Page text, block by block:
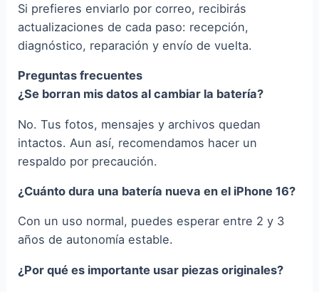
Si prefieres enviarlo por correo, recibirás
actualizaciones de cada paso: recepción,
diagnóstico, reparación y envío de vuelta.
Preguntas frecuentes
¿Se borran mis datos al cambiar la batería?
No. Tus fotos, mensajes y archivos quedan
intactos. Aun así, recomendamos hacer un
respaldo por precaución.
¿Cuánto dura una batería nueva en el iPhone 16?
Con un uso normal, puedes esperar entre 2 y 3
años de autonomía estable.
¿Por qué es importante usar piezas originales?